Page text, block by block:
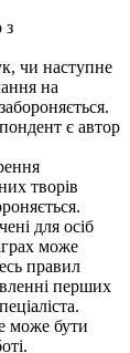
з
чи наступне
на
є автор
творів
для осіб
може
правил
перших
може бути